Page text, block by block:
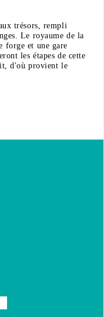
trésors, rempli
Le royaume de la
forge et une gare
les étapes de cette
d'où provient le